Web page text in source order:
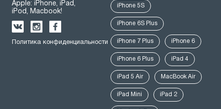
Apple: iPhone, iPad,
iPod, Macbook!
Политика конфиденциальности
iPhone 5S
iPhone 6S Plus
iPhone 7 Plus iPhone 6
iPhone 6 Plus iPad 4
iPad 5 Air MacBook Air
iPad Mini iPad 2